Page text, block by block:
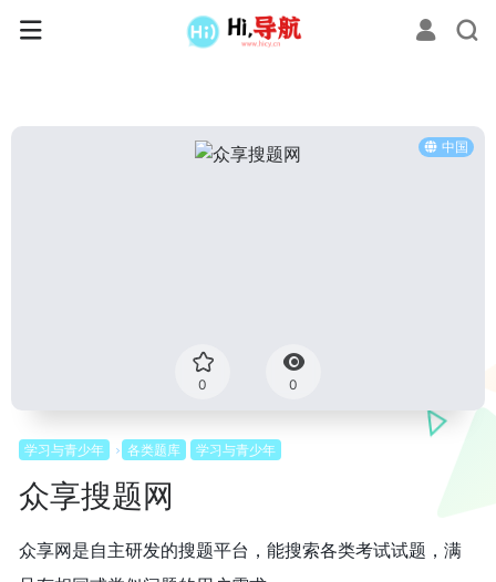
中国
0 0
学习与青少年 各类题库 学习与青少年
众享搜题网
众享网是自主研发的搜题平台，能搜索各类考试试题，满